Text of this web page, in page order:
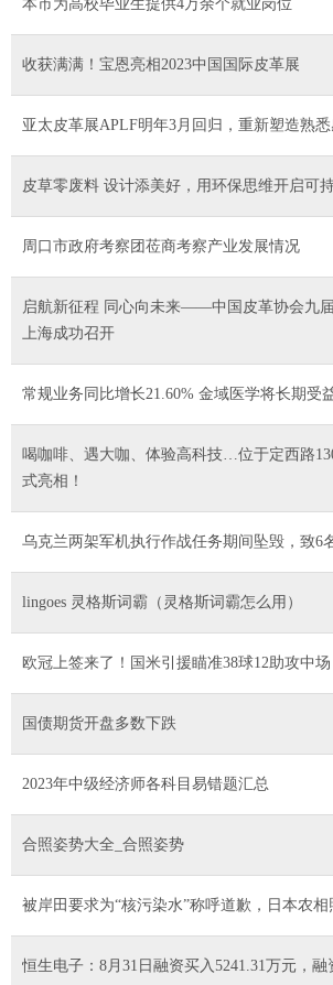
本市为高校毕业生提供4万余个就业岗位
收获满满！宝恩亮相2023中国国际皮革展
亚太皮革展APLF明年3月回归，重新塑造熟
皮草零废料 设计添美好，用环保思维开启可
周口市政府考察团莅商考察产业发展情况
启航新征程 同心向未来——中国皮革协会九
上海成功召开
常规业务同比增长21.60% 金域医学将长期受
喝咖啡、遇大咖、体验高科技…位于定西路
式亮相！
乌克兰两架军机执行作战任务期间坠毁，致6
lingoes 灵格斯词霸（灵格斯词霸怎么用）
欧冠上签来了！国米引援瞄准38球12助攻中
国债期货开盘多数下跌
2023年中级经济师各科目易错题汇总
合照姿势大全_合照姿势
被岸田要求为“核污染水”称呼道歉，日本农
恒生电子：8月31日融资买入5241.31万元，